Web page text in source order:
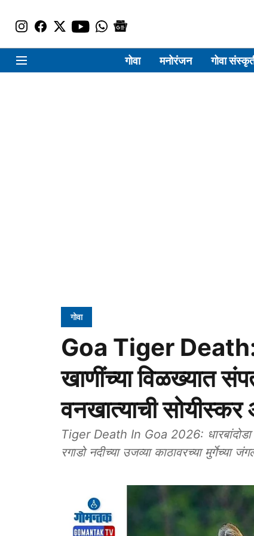
गोवा मनोरंजन गोवा
गोवा
Goa Tiger Death:
खाणींच्या विळख्यात
वनखात्याची सोयीस्कर
Tiger Death In Goa 2026: धारबांदोडा
रगाडो नदीच्या उजव्या काठावरच्या मुर्गेच्या